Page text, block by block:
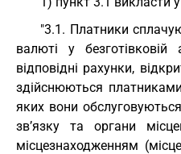
"3.1. Платники
валюті у
відповідні рахунки,
здійснюються
яких вони
зв’язку та органи
місцезнаходженням